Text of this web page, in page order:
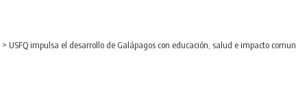
> USFQ impulsa el desarrollo de Galápagos con educación, salud e impacto